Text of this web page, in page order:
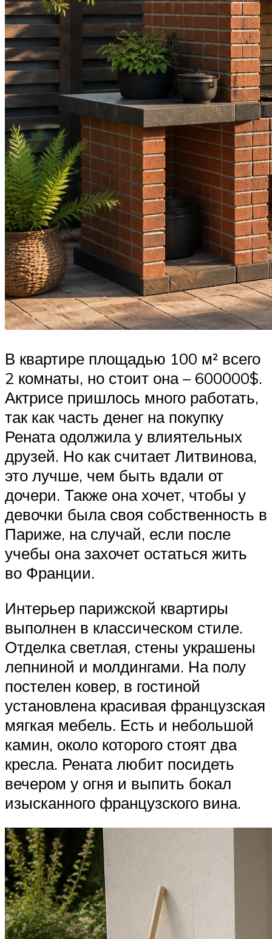
В квартире площадью 100 м² всего
2 комнаты, но стоит она – 600000$.
Актрисе пришлось много работать,
так как часть денег на покупку
Рената одолжила у влиятельных
друзей. Но как считает Литвинова,
это лучше, чем быть вдали от
дочери. Также она хочет, чтобы у
девочки была своя собственность в
Париже, на случай, если после
учебы она захочет остаться жить
во Франции.
Интерьер парижской квартиры
выполнен в классическом стиле.
Отделка светлая, стены украшены
лепниной и молдингами. На полу
постелен ковер, в гостиной
установлена красивая французская
мягкая мебель. Есть и небольшой
камин, около которого стоят два
кресла. Рената любит посидеть
вечером у огня и выпить бокал
изысканного французского вина.